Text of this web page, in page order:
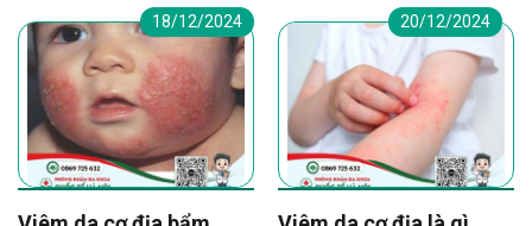
18/12/2024 20/12/2024